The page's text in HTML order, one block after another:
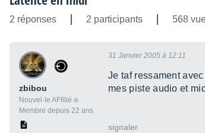
2 réponses 2 participants 568
zbibou
Nouvel·le AFfilié·e
Membre depuis 22 ans
31 Janvier 2005 à 12:11
Je taf ressament
mes piste audio et
signaler